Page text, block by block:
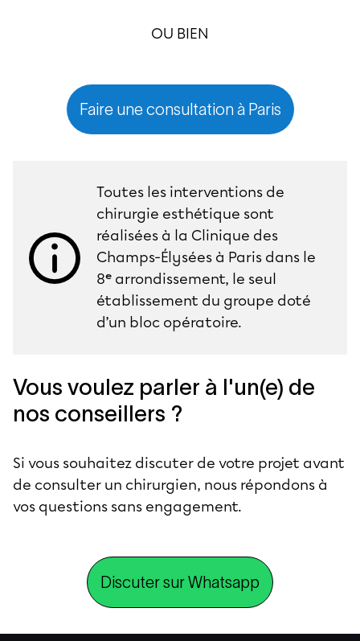
OU BIEN
Faire une consultation à Paris
Toutes les interventions de
chirurgie esthétique sont
réalisées à la Clinique des
Champs-Élysées à Paris dans le
8ᵉ arrondissement, le seul
établissement du groupe doté
d’un bloc opératoire.
Vous voulez parler à l'un(e) de
nos conseillers ?
Si vous souhaitez discuter de votre projet avant
de consulter un chirurgien, nous répondons à
vos questions sans engagement.
Discuter sur Whatsapp